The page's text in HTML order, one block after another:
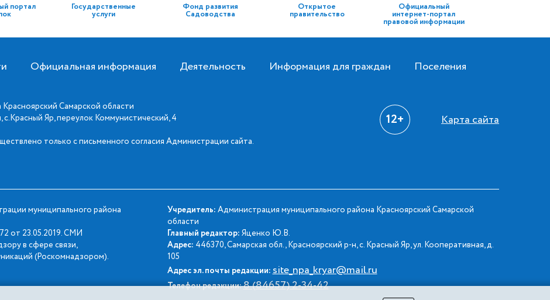
портал Государственные
услуги
Фонд развития
Садоводства
Открытое
правительство
Официальный
интернет-портал
правовой информации
Официальная информация Деятельность Информация для граждан Поселения
Самарской области
Яр, переулок Коммунистический, 4
только с письменного согласия Администрации сайта.
12+ Карта сайта
муниципального района
от 23.05.2019. СМИ
в сфере связи,
(Роскомнадзором).
Учредитель: Администрация муниципального района Красноярский Самарской
области
Главный редактор: Яценко Ю.В.
Адрес: 446370, Самарская обл., Красноярский р-н, с. Красный Яр, ул. Кооперативная, д.
105
Адрес эл. почты редакции:site_npa_kryar@mail.ru
Телефон редакции:8 (84657) 2-34-42